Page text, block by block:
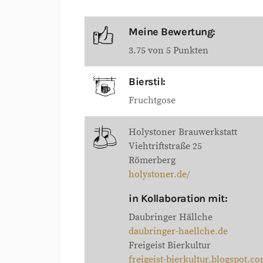
Meine Bewertung:
3.75 von 5 Punkten
Bierstil:
Fruchtgose
Holystoner Brauwerkstatt
Viehtriftstraße 25
Römerberg
holystoner.de/
in Kollaboration mit:
Daubringer Hällche
daubringer-haellche.de
Freigeist Bierkultur
freigeist-